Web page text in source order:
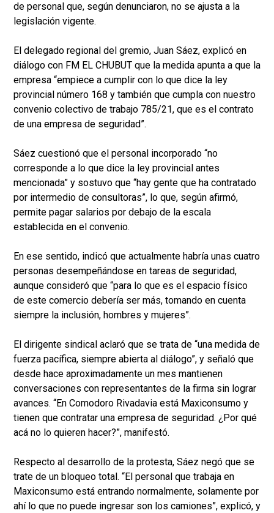
de personal que, según denunciaron, no se ajusta a la
legislación vigente.
El delegado regional del gremio, Juan Sáez, explicó en
diálogo con FM EL CHUBUT que la medida apunta a que la
empresa “empiece a cumplir con lo que dice la ley
provincial número 168 y también que cumpla con nuestro
convenio colectivo de trabajo 785/21, que es el contrato
de una empresa de seguridad”.
Sáez cuestionó que el personal incorporado “no
corresponde a lo que dice la ley provincial antes
mencionada” y sostuvo que “hay gente que ha contratado
por intermedio de consultoras”, lo que, según afirmó,
permite pagar salarios por debajo de la escala
establecida en el convenio.
En ese sentido, indicó que actualmente habría unas cuatro
personas desempeñándose en tareas de seguridad,
aunque consideró que “para lo que es el espacio físico
de este comercio debería ser más, tomando en cuenta
siempre la inclusión, hombres y mujeres”.
El dirigente sindical aclaró que se trata de “una medida de
fuerza pacífica, siempre abierta al diálogo”, y señaló que
desde hace aproximadamente un mes mantienen
conversaciones con representantes de la firma sin lograr
avances. “En Comodoro Rivadavia está Maxiconsumo y
tienen que contratar una empresa de seguridad. ¿Por qué
acá no lo quieren hacer?”, manifestó.
Respecto al desarrollo de la protesta, Sáez negó que se
trate de un bloqueo total. “El personal que trabaja en
Maxiconsumo está entrando normalmente, solamente por
ahí lo que no puede ingresar son los camiones”, explicó, y